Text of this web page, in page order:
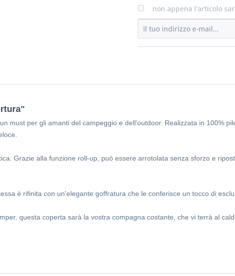
non appena l'articolo
must per gli amanti del campeggio e dell'outdoor. Realizzata in 100%
Grazie alla funzione roll-up, può essere arrotolata senza sforzo e
è rifinita con un'elegante goffratura che le conferisce un tocco di
questa coperta sarà la vostra compagna costante, che vi terrà al